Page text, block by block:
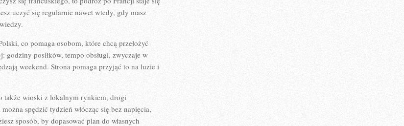
uczyć się regularnie nawet wtedy, gdy masz
co pomaga osobom, które chcą przełożyć
godziny posiłków, tempo obsługi, zwyczaje w
weekend. Strona pomaga przyjąć to na luzie i
także wioski z lokalnym rynkiem, drogi
spędzić tydzień włócząc się bez napięcia,
sposób, by dopasować plan do własnych